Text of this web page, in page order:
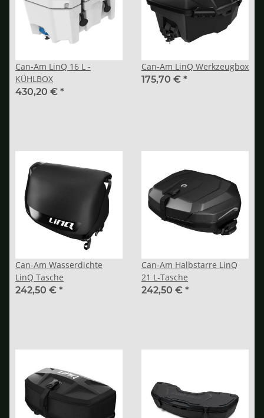
Can-Am LinQ 16 L -
KÜHLBOX
430,20 € *
Can-Am LinQ Werkzeugbox
175,70 € *
Can-Am Wasserdichte
LinQ Tasche
242,50 € *
Can-Am Halbstarre LinQ
21 L-Tasche
242,50 € *